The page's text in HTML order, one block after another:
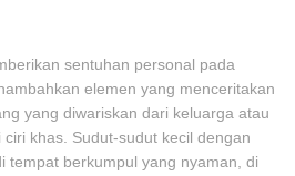
sentuhan personal pada
elemen yang menceritakan
yang diwariskan dari keluarga atau
khas. Sudut-sudut kecil dengan
tempat berkumpul yang nyaman, di